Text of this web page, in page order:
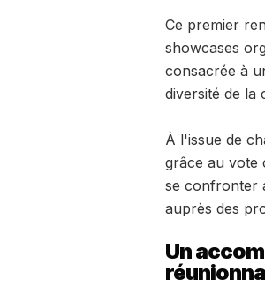
Ce premier
showcases
consacrée à
diversité de la
À l'issue de
grâce au vote
se confronter
auprès des
Un